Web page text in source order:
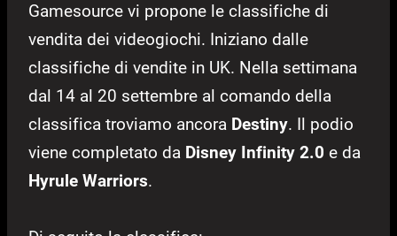
Gamesource vi propone le classifiche di
vendita dei videogiochi. Iniziano dalle
classifiche di vendite in UK. Nella settimana
dal 14 al 20 settembre al comando della
classifica troviamo ancora Destiny. Il podio
viene completato da Disney Infinity 2.0 e da
Hyrule Warriors.